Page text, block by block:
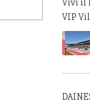
Vivi il
VIP